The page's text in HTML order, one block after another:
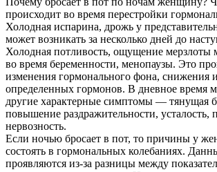
происходит во время перестройки
Холодная испарина, дрожь у
может возникать за несколько дней до
Холодная потливость, ощущение мерзлоты
во время беременности, менопаузы. Это
изменения гормонального фона, снижения
определенных гормонов. В дневное время
другие характерные симптомы — тянущая
повышение раздражительности, усталость,
нервозность.
Если ночью бросает в пот, то причины у
состоять в гормональных колебаниях.
проявляются из-за разницы между